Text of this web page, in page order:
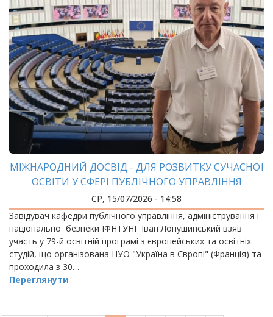
МІЖНАРОДНИЙ ДОСВІД - ДЛЯ РОЗВИТКУ СУЧАСНОЇ
ОСВІТИ У СФЕРІ ПУБЛІЧНОГО УПРАВЛІННЯ
СР, 15/07/2026 - 14:58
Завідувач кафедри публічного управління, адміністрування і
національної безпеки ІФНТУНГ Іван Лопушинський взяв
участь у 79-й освітній програмі з європейських та освітніх
студій, що організована НУО "Україна в Європі" (Франція) та
проходила з 30…
Переглянути